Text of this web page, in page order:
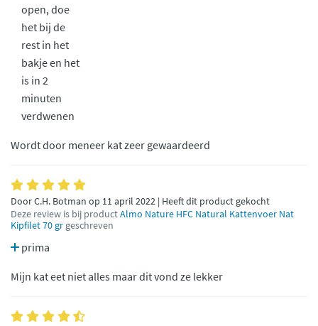
open, doe
het bij de
rest in het
bakje en het
is in 2
minuten
verdwenen
Wordt door meneer kat zeer gewaardeerd
Door C.H. Botman op 11 april 2022 | Heeft dit product gekocht
Deze review is bij productAlmo Nature HFC Natural Kattenvoer Nat
Kipfilet 70 gr geschreven
prima
Mijn kat eet niet alles maar dit vond ze lekker